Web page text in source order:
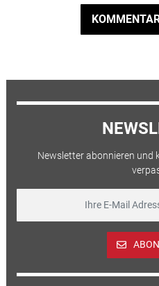
Newsletter abonnieren und